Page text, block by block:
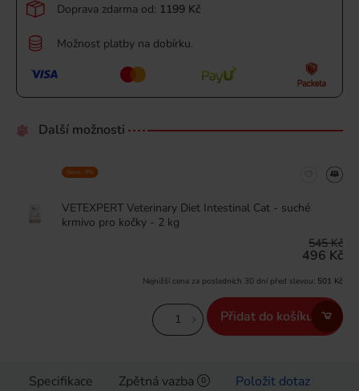
Doprava zdarma od: 1199 Kč
Možnost platby na dobírku.
Další možnosti
VETEXPERT Veterinary Diet Intestinal Cat - suché
krmivo pro kočky - 2 kg
545 Kč
496 Kč
Nejnižší cena za posledních 30 dní před slevou: 501 Kč
Sleva -9%
Přidat do košíku
Specifikace Zpětná vazba 0 Položit dotaz